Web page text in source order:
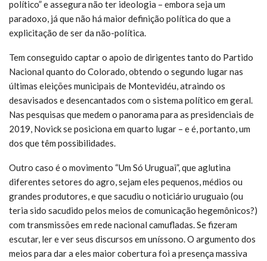
político” e assegura não ter ideologia – embora seja um
paradoxo, já que não há maior definição política do que a
explicitação de ser da não-política.
Tem conseguido captar o apoio de dirigentes tanto do Partido
Nacional quanto do Colorado, obtendo o segundo lugar nas
últimas eleições municipais de Montevidéu, atraindo os
desavisados e desencantados com o sistema político em geral.
Nas pesquisas que medem o panorama para as presidenciais de
2019, Novick se posiciona em quarto lugar – e é, portanto, um
dos que têm possibilidades.
Outro caso é o movimento “Um Só Uruguai”, que aglutina
diferentes setores do agro, sejam eles pequenos, médios ou
grandes produtores, e que sacudiu o noticiário uruguaio (ou
teria sido sacudido pelos meios de comunicação hegemônicos?)
com transmissões em rede nacional camufladas. Se fizeram
escutar, ler e ver seus discursos em uníssono. O argumento dos
meios para dar a eles maior cobertura foi a presença massiva